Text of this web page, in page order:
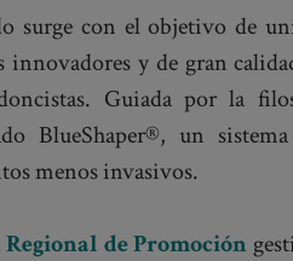
surge con el objetivo de
innovadores y de gran
Guiada por la
BlueShaper®, un
menos invasivos.
Regional de Promoción